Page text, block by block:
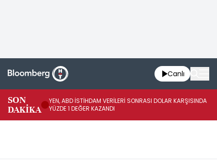
Canlı
SON
DAKİKA
YEN, ABD İSTİHDAM VERİLERİ SONRASI DOLAR KARŞISINDA
YÜZDE 1 DEĞER KAZANDI